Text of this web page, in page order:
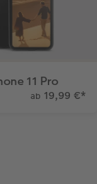
11 Pro
ab 19,99 €*